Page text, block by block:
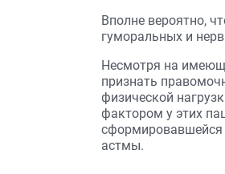
Вполне вероятно,
гуморальных и
Несмотря на
признать
физической
фактором у этих
сформировавшейся
астмы.